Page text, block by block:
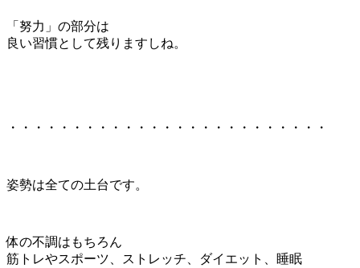
「努力」の部分は
良い習慣として残りますしね。
・・・・・・・・・・・・・・・・・・・・・・・・・
姿勢は全ての土台です。
体の不調はもちろん
筋トレやスポーツ、ストレッチ、ダイエット、睡眠